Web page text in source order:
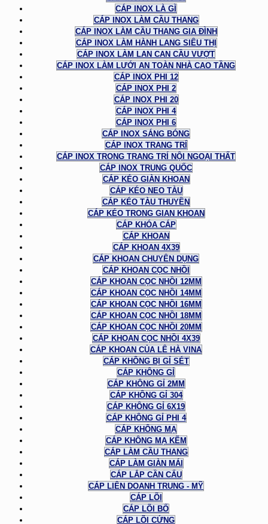
CÁP INOX LÀ GÌ
CÁP INOX LÀM CẦU THANG
CÁP INOX LÀM CẦU THANG GIA ĐÌNH
CÁP INOX LÀM HÀNH LANG SIÊU THỊ
CÁP INOX LÀM LAN CAN CẦU VƯỢT
CÁP INOX LÀM LƯỚI AN TOÀN NHÀ CAO TẦNG
CÁP INOX PHI 12
CÁP INOX PHI 2
CÁP INOX PHI 20
CÁP INOX PHI 4
CÁP INOX PHI 6
CÁP INOX SÁNG BÓNG
CÁP INOX TRANG TRÍ
CÁP INOX TRONG TRANG TRÍ NỘI NGOẠI THẤT
CÁP INOX TRUNG QUỐC
CÁP KÉO GIÀN KHOAN
CÁP KÉO NEO TÀU
CÁP KÉO TÀU THUYỀN
CÁP KÉO TRONG GIAN KHOAN
CÁP KHÓA CÁP
CÁP KHOAN
CÁP KHOAN 4X39
CÁP KHOAN CHUYÊN DỤNG
CÁP KHOAN CỌC NHỒI
CÁP KHOAN CỌC NHỒI 12MM
CÁP KHOAN CỌC NHỒI 14MM
CÁP KHOAN CỌC NHỒI 16MM
CÁP KHOAN CỌC NHỒI 18MM
CÁP KHOAN CỌC NHỒI 20MM
CÁP KHOAN CỌC NHỒI 4X39
CÁP KHOAN CỦA LÊ HÀ VINA
CÁP KHÔNG BỊ GỈ SÉT
CÁP KHÔNG GỈ
CÁP KHÔNG GỈ 2MM
CÁP KHÔNG GỈ 304
CÁP KHÔNG GỈ 6X19
CÁP KHÔNG GỈ PHI 4
CÁP KHÔNG MẠ
CÁP KHÔNG MẠ KẼM
CÁP LÀM CẦU THANG
CÁP LÀM GIÀN MÁI
CÁP LẮP CẦN CẨU
CÁP LIÊN DOANH TRUNG - MỸ
CÁP LÕI
CÁP LÕI BỐ
CÁP LÕI CỨNG